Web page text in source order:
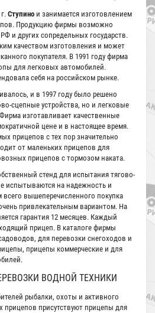
Ступино и занимается изготовлением
Продукцию фирмы возможно
и других сопредельных государств.
качеством изготовления и может
покупателя. В 1991 году фирма
для легковых автомобилей.
себя на российском рынке.
и в 1997 году было решено
сцепные устройства, но и легковые
изготавливает качественные
цене и в настоящее время.
прицепов с тех пор значительно
от маленьких прицепов для
прицепов с тормозом наката.
стенд для испытания тягово-
испытываются на надежность и
вышеперечисленного покупка
привлекательным вариантом. На
гарантия 12 месяцев. Каждый
прицеп. В каталоге фирмы
для перевозки снегоходов и
прицепы коммерческие и для
ВОДНОЙ ТЕХНИКИ
рыбалки, охоты и активного
прицепов присутствуют прицепы для